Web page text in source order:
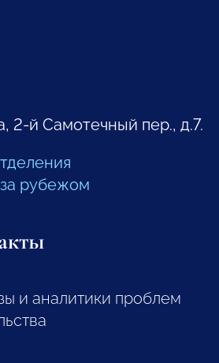
2-й Самотечный пер., д.7.
рубежом
и аналитики проблем